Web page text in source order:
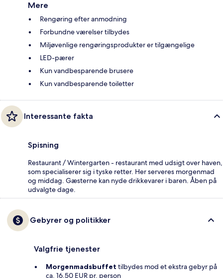
Mere
Rengøring efter anmodning
Forbundne værelser tilbydes
Miljøvenlige rengøringsprodukter er tilgængelige
LED-pærer
Kun vandbesparende brusere
Kun vandbesparende toiletter
Interessante fakta
Spisning
Restaurant / Wintergarten - restaurant med udsigt over haven,
som specialiserer sig i tyske retter. Her serveres morgenmad
og middag. Gæsterne kan nyde drikkevarer i baren. Åben på
udvalgte dage.
Gebyrer og politikker
Valgfrie tjenester
Morgenmadsbuffet tilbydes mod et ekstra gebyr på
ca. 16.50 EUR pr. person